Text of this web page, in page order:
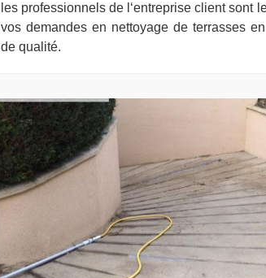
les professionnels de l‘entreprise client sont
vos demandes en nettoyage de terrasses
de qualité.